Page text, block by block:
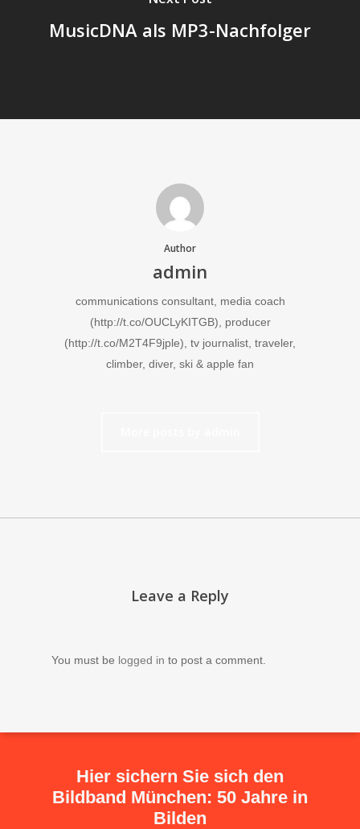
MusicDNA als MP3-Nachfolger
Author
admin
communications consultant, media coach
(http://t.co/OUCLyKITGB), producer
(http://t.co/M2T4F9jple), tv journalist, traveler,
climber, diver, ski & apple fan
Leave a Reply
You must be logged in to post a comment.
Hier sichern Sie sich den
Bildband München: 50 Jahre in
Bilden